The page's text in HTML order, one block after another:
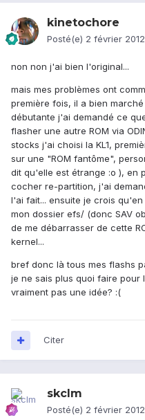
kinetochore
Posté(e) 2 février 2012
non non j'ai bien l'original...
mais mes problèmes ont
première fois, il a bien
débutante j'ai demandé ce
flasher une autre ROM via
stocks j'ai choisi la KL1,
sur une "ROM fantôme",
dit qu'elle est étrange :o ), en
cocher re-partition, j'ai
l'ai fait... ensuite je crois
mon dossier efs/ (donc SAV
de me débarrasser de cette
kernel...
bref donc là tous mes flashs
je ne sais plus quoi faire pour
vraiment pas une idée? :(
Citer
skclm
Posté(e) 2 février 2012